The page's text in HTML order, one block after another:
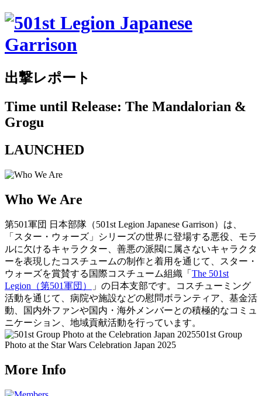
出撃レポート
Time until Release: The Mandalorian &
Grogu
LAUNCHED
Who We Are
第501軍団 日本部隊（501st Legion Japanese Garrison）は、
「スター・ウォーズ」シリーズの世界に登場する悪役、モラ
ルに欠けるキャラクター、善悪の派閥に属さないキャラクタ
ーを表現したコスチュームの制作と着用を通じて、スター・
ウォーズを賞賛する国際コスチューム組織「 The 501st
Legion（第501軍団）
」の日本支部です。コスチューミング
活動を通じて、病院や施設などの慰問ボランティア、基金活
動、国内外ファンや国内・海外メンバーとの積極的なコミュ
ニケーション、地域貢献活動を行っています。
501st Group
Photo at the Star Wars Celebration Japan 2025
More Info